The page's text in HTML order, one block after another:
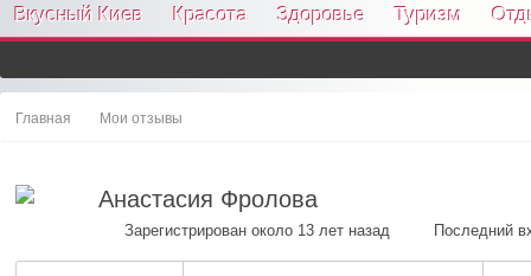
Вкусный Киев Красота Здоровье Туризм
Главная Мои отзывы
Анастасия Фролова
Зарегистрирован около 13 лет назад Последний